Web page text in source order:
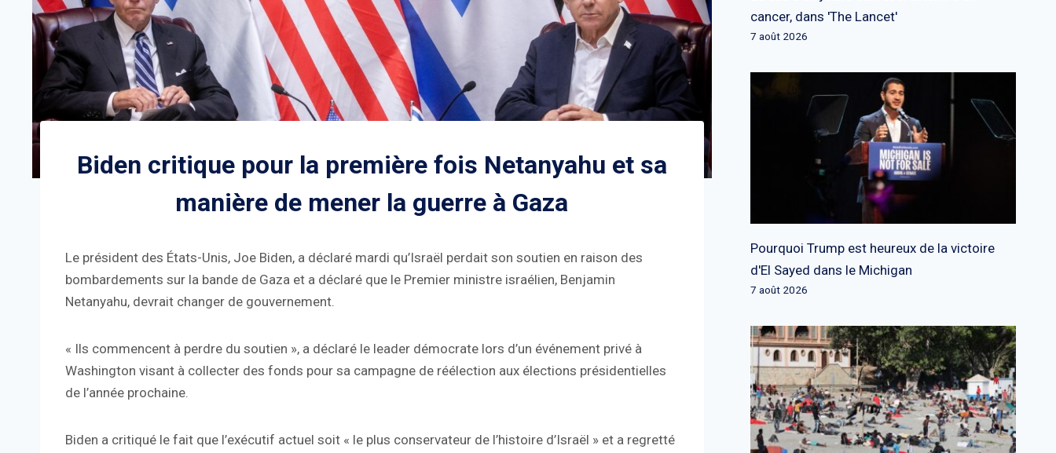
Biden critique pour la première fois Netanyahu et sa
manière de mener la guerre à Gaza
Le président des États-Unis, Joe Biden, a déclaré mardi qu’Israël perdait son soutien en raison des
bombardements sur la bande de Gaza et a déclaré que le Premier ministre israélien, Benjamin
Netanyahu, devrait changer de gouvernement.
« Ils commencent à perdre du soutien », a déclaré le leader démocrate lors d’un événement privé à
Washington visant à collecter des fonds pour sa campagne de réélection aux élections présidentielles
de l’année prochaine.
Biden a critiqué le fait que l’exécutif actuel soit « le plus conservateur de l’histoire d’Israël » et a regretté
cancer, dans 'The Lancet'
7 août 2026
Pourquoi Trump est heureux de la victoire
d'El Sayed dans le Michigan
7 août 2026